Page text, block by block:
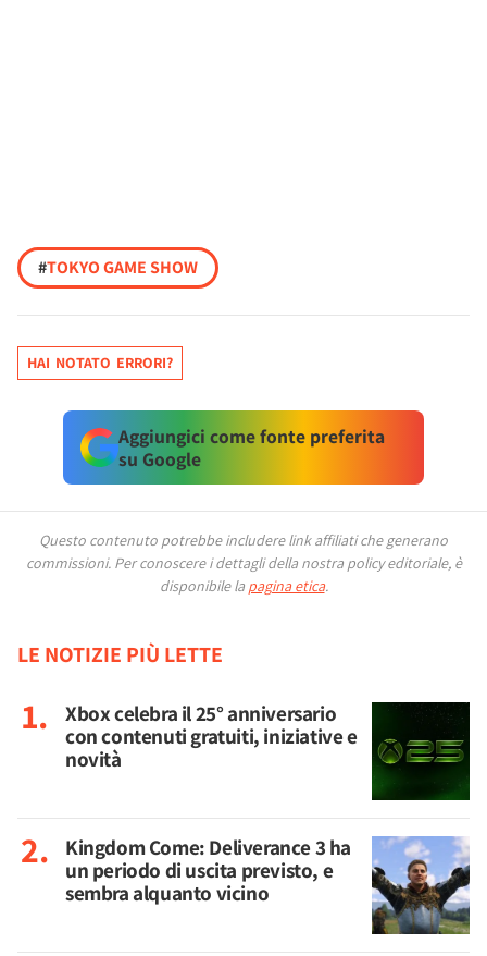
#TOKYO GAME SHOW
HAI NOTATO ERRORI?
Aggiungici come fonte preferita
su Google
Questo contenuto potrebbe includere link affiliati che generano
commissioni. Per conoscere i dettagli della nostra policy editoriale, è
disponibile la pagina etica.
LE NOTIZIE PIÙ LETTE
Xbox celebra il 25° anniversario
con contenuti gratuiti, iniziative e
novità
Kingdom Come: Deliverance 3 ha
un periodo di uscita previsto, e
sembra alquanto vicino